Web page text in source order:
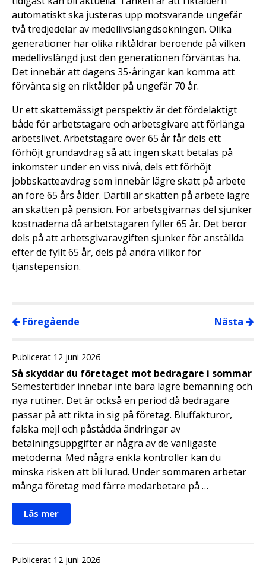
automatiskt ska justeras upp motsvarande ungefär
två tredjedelar av medellivslängdsökningen. Olika
generationer har olika riktåldrar beroende på vilken
medellivslängd just den generationen förväntas ha.
Det innebär att dagens 35-åringar kan komma att
förvänta sig en riktålder på ungefär 70 år.
Ur ett skattemässigt perspektiv är det fördelaktigt
både för arbetstagare och arbetsgivare att förlänga
arbetslivet. Arbetstagare över 65 år får dels ett
förhöjt grundavdrag så att ingen skatt betalas på
inkomster under en viss nivå, dels ett förhöjt
jobbskatteavdrag som innebär lägre skatt på arbete
än före 65 års ålder. Därtill är skatten på arbete lägre
än skatten på pension. För arbetsgivarnas del sjunker
kostnaderna då arbetstagaren fyller 65 år. Det beror
dels på att arbetsgivaravgiften sjunker för anställda
efter de fyllt 65 år, dels på andra villkor för
tjänstepension.
Föregående Nästa
Publicerat 12 juni 2026
Så skyddar du företaget mot bedragare i sommar
Semestertider innebär inte bara lägre bemanning och
nya rutiner. Det är också en period då bedragare
passar på att rikta in sig på företag. Bluffakturor,
falska mejl och påstådda ändringar av
betalningsuppgifter är några av de vanligaste
metoderna. Med några enkla kontroller kan du
minska risken att bli lurad. Under sommaren arbetar
många företag med färre medarbetare på …
Läs mer
Publicerat 12 juni 2026